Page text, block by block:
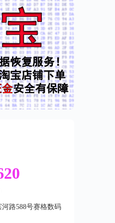
路588号赛格数码